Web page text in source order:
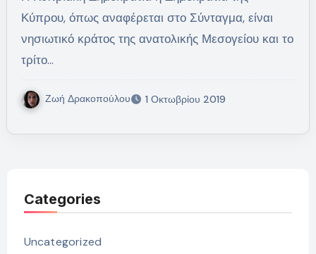
Κύπρου, όπως αναφέρεται στο Σύνταγμα, είναι
νησιωτικό κράτος της ανατολικής Μεσογείου και το
τρίτο…
Ζωή Δρακοπούλου 1 Οκτωβρίου 2019
Categories
Uncategorized